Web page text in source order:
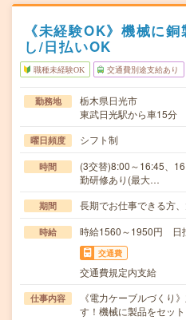
《未経験OK》機械に
し/日払いOK
職種未経験OK 交通費別途支給あり
勤務地
栃木県日光市
東武日光駅から車15分
曜日頻度 シフト制
時間
(3交替)8:00～16:45、
勤研修あり(最大…
期間 長期でお仕事できる方、
時給 時給1560～1950円 日
交通費
交通費規定内支給
仕事内容
《電力ケーブルづくり
す！機械に製品をセッ